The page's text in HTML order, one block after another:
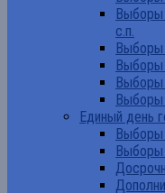
Выборы
с.п.
Выборы
Выборы
Выборы
Выборы
Единый день
Выборы
Выборы